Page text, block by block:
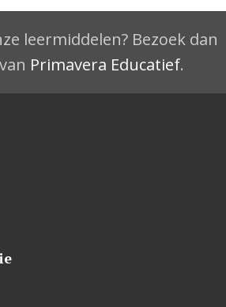
leermiddelen? Bezoek dan
Primavera Educatief.